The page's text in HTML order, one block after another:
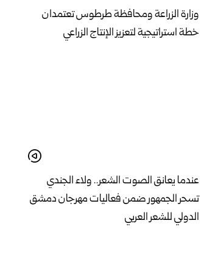
وزارة الزراعة ومحافظة طرطوس تعتمدان
خطة استراتيجية لتعزيز الإنتاج الزراعي
عندما يعانق الصوت الشعر.. ولاء الجندي
تسحر الجمهور ضمن فعاليات مهرجان دمشق
الدولي للشعر العربي